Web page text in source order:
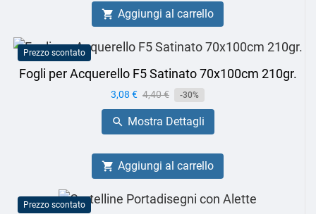
 Aggiungi al carrello
Prezzo scontato
Fogli per Acquerello F5 Satinato 70x100cm 210gr.
Prezzo
3,08 € Prezzo
base
4,40 € -30%
 Mostra Dettagli
 Aggiungi al carrello
Prezzo scontato